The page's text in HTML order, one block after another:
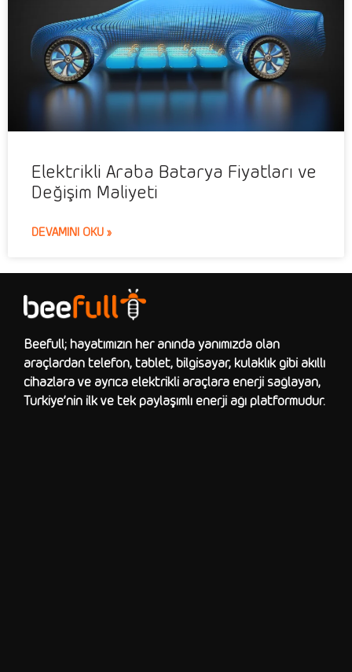
Elektrikli Araba Batarya Fiyatları ve
Değişim Maliyeti
DEVAMINI OKU »
Beefull; hayatımızın her anında yanımızda olan
araçlardan telefon, tablet, bilgisayar, kulaklık gibi akıllı
cihazlara ve ayrıca elektrikli araçlara enerji sağlayan,
Türkiye’nin ilk ve tek paylaşımlı enerji ağı platformudur.